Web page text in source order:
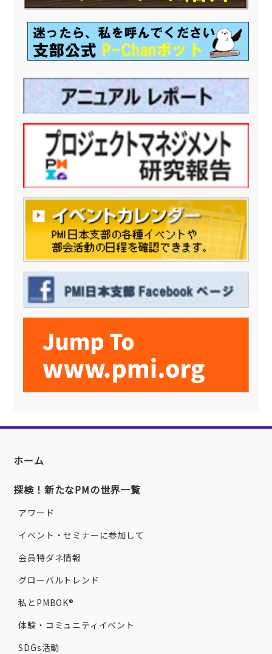
ホーム
探検！新たなPMの世界一覧
アワード
イベント・セミナーに参加して
会員特ダネ情報
グローバルトレンド
私とPMBOK®
体験・コミュニティイベント
SDGs活動